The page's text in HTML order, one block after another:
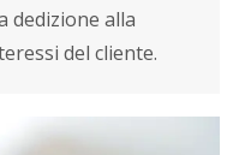
dedizione alla
del cliente.